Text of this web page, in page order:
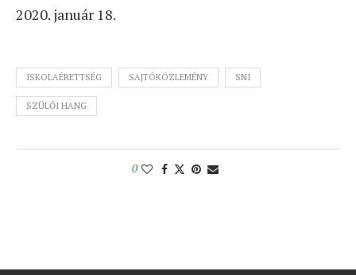
2020. január 18.
ISKOLAÉRETTSÉG SAJTÓKÖZLEMÉNY SNI
SZÜLŐI HANG
0